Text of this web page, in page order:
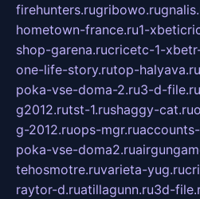
firehunters.rugribowo.ru
hometown-france.ru1-
shop-garena.rucricetc-1-
one-life-story.rutop-halyava.ru
poka-vse-doma-2.ru3-d-file.ru
g2012.rutst-1.rushaggy-cat.ru
g-2012.ruops-mgr.ruaccounts-
poka-vse-doma2.ru
tehosmotre.ruvarieta-yug.ru
raytor-d.ruatillagunn.ru3d-